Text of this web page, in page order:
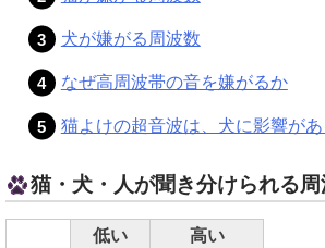
犬が嫌がる周波数
なぜ高周波帯の音を嫌がるか
猫よけの超音波は、犬に影響が
猫・犬・人が聞き分けられる
低い
高い